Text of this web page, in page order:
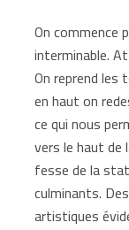
On commence
interminable.
On reprend les
en haut on
ce qui nous
vers le haut de
fesse de la
culminants.
artistiques